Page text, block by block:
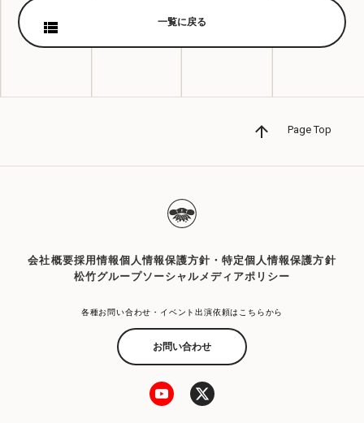
一覧に戻る
Page Top
会社概要採用情報個人情報保護方針・特定個人情報保護方針
松竹グループソーシャルメディアポリシー
各種お問い合わせ・イベント出演依頼はこちらから
お問い合わせ